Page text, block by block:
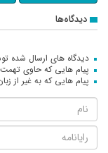
دیدگاه‌ها
دیدگاه های ارسال شده
پیام هایی که حاوی تهمت
پیام هایی که به غیر از